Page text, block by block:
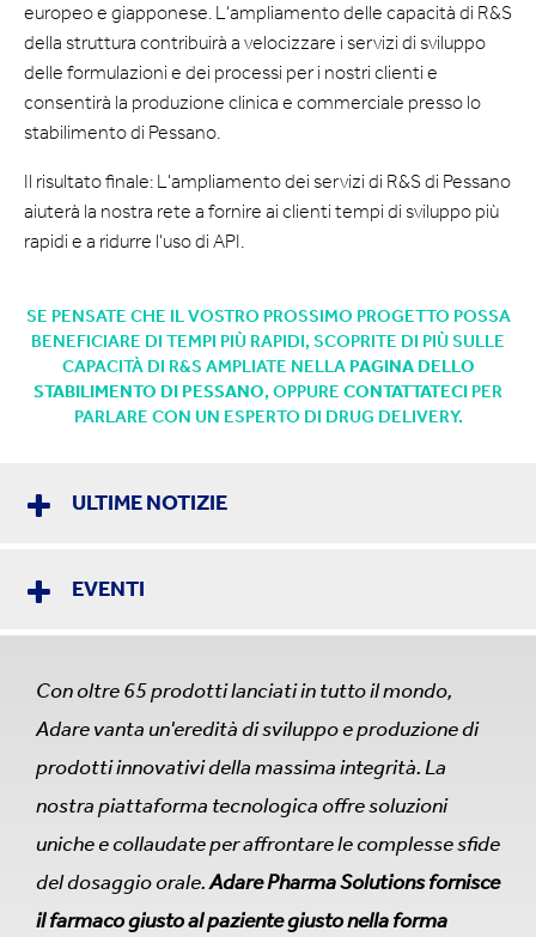
europeo e giapponese. L'ampliamento delle capacità di R&S
della struttura contribuirà a velocizzare i servizi di sviluppo
delle formulazioni e dei processi per i nostri clienti e
consentirà la produzione clinica e commerciale presso lo
stabilimento di Pessano.
Il risultato finale: L'ampliamento dei servizi di R&S di Pessano
aiuterà la nostra rete a fornire ai clienti tempi di sviluppo più
rapidi e a ridurre l'uso di API.
SE PENSATE CHE IL VOSTRO PROSSIMO PROGETTO POSSA
BENEFICIARE DI TEMPI PIÙ RAPIDI, SCOPRITE DI PIÙ SULLE
CAPACITÀ DI R&S AMPLIATE NELLA PAGINA DELLO
STABILIMENTO DI PESSANO, OPPURE CONTATTATECI PER
PARLARE CON UN ESPERTO DI DRUG DELIVERY.
ULTIME NOTIZIE
EVENTI
Con oltre 65 prodotti lanciati in tutto il mondo,
Adare vanta un'eredità di sviluppo e produzione di
prodotti innovativi della massima integrità. La
nostra piattaforma tecnologica offre soluzioni
uniche e collaudate per affrontare le complesse sfide
del dosaggio orale.Adare Pharma Solutions fornisce
il farmaco giusto al paziente giusto nella forma